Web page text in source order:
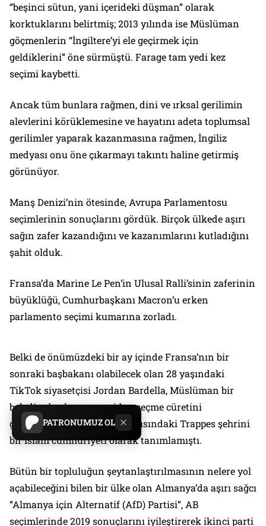
PATRONUMUZ OL
“beşinci sütun, yani içerideki düşman” olarak
korktuklarını belirtmiş; 2013 yılında ise Müslüman
göçmenlerin “İngiltere’yi ele geçirmek için
geldiklerini” öne sürmüştü. Farage tam yedi kez
seçimi kaybetti.
Ancak tüm bunlara rağmen, dini ve ırksal gerilimin
alevlerini körüklemesine ve hayatını adeta toplumsal
gerilimler yaparak kazanmasına rağmen, İngiliz
medyası onu öne çıkarmayı takıntı haline getirmiş
görünüyor.
Manş Denizi’nin ötesinde, Avrupa Parlamentosu
seçimlerinin sonuçlarını gördük. Birçok ülkede aşırı
sağın zafer kazandığını ve kazanımlarını kutladığını
şahit olduk.
Fransa’da Marine Le Pen’in Ulusal Ralli’sinin zaferinin
büyüklüğü, Cumhurbaşkanı Macron’u erken
parlamento seçimi kumarına zorladı.
Belki de önümüzdeki bir ay içinde Fransa’nın bir
sonraki başbakanı olabilecek olan 28 yaşındaki
TikTok siyasetçisi Jordan Bardella, Müslüman bir
belediye başkanını yeniden seçme cüretini
gösterdikleri için Paris’in batısındaki Trappes şehrini
bir İslam cumhuriyeti olarak tanımlamıştı.
Bütün bir topluluğun şeytanlaştırılmasının nelere yol
açabileceğini bilen bir ülke olan Almanya’da aşırı sağcı
“Almanya için Alternatif (AfD) Partisi”, AB
seçimlerinde 2019 sonuçlarını iyileştirerek ikinci parti